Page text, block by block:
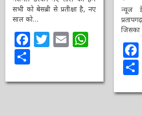
नेशनल डेस्क। नए साल की हम
सभी को बेसब्री से प्रतीक्षा है, नए
Facebook
Twitter
Email
न्यूज